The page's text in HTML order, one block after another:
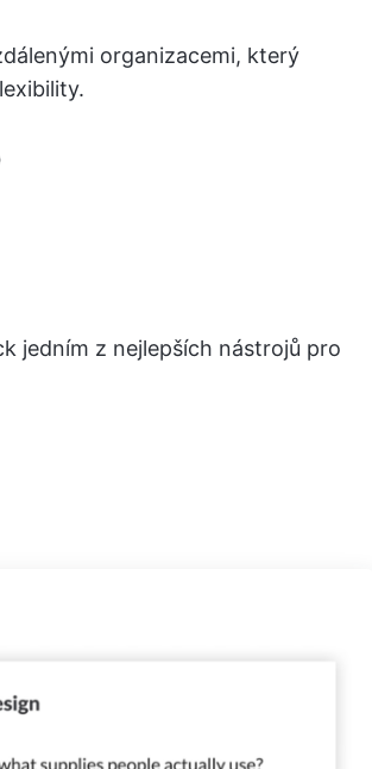
organizacemi, který
jedním z nejlepších nástrojů pro